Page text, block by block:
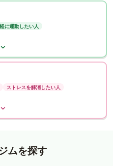
に運動したい人
ストレスを解消したい人
ムを探す